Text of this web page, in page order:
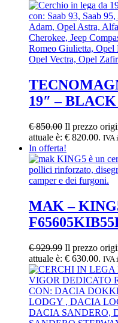
19″ –
€850.00 Il prezzo
attuale è: € 820.00. IVA
In offerta!
MAK –
€929.99 Il prezzo
attuale è: € 630.00. IVA